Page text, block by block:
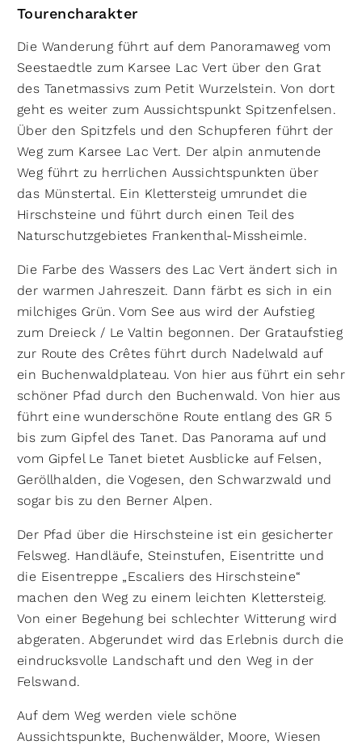
Tourencharakter
Die Wanderung führt auf dem Panoramaweg vom
Seestaedtle zum Karsee Lac Vert über den Grat
des Tanetmassivs zum Petit Wurzelstein. Von dort
geht es weiter zum Aussichtspunkt Spitzenfelsen.
Über den Spitzfels und den Schupferen führt der
Weg zum Karsee Lac Vert. Der alpin anmutende
Weg führt zu herrlichen Aussichtspunkten über
das Münstertal. Ein Klettersteig umrundet die
Hirschsteine und führt durch einen Teil des
Naturschutzgebietes Frankenthal-Missheimle.
Die Farbe des Wassers des Lac Vert ändert sich in
der warmen Jahreszeit. Dann färbt es sich in ein
milchiges Grün. Vom See aus wird der Aufstieg
zum Dreieck / Le Valtin begonnen. Der Grataufstieg
zur Route des Crêtes führt durch Nadelwald auf
ein Buchenwaldplateau. Von hier aus führt ein sehr
schöner Pfad durch den Buchenwald. Von hier aus
führt eine wunderschöne Route entlang des GR 5
bis zum Gipfel des Tanet. Das Panorama auf und
vom Gipfel Le Tanet bietet Ausblicke auf Felsen,
Geröllhalden, die Vogesen, den Schwarzwald und
sogar bis zu den Berner Alpen.
Der Pfad über die Hirschsteine ist ein gesicherter
Felsweg. Handläufe, Steinstufen, Eisentritte und
die Eisentreppe „Escaliers des Hirschsteine“
machen den Weg zu einem leichten Klettersteig.
Von einer Begehung bei schlechter Witterung wird
abgeraten. Abgerundet wird das Erlebnis durch die
eindrucksvolle Landschaft und den Weg in der
Felswand.
Auf dem Weg werden viele schöne
Aussichtspunkte, Buchenwälder, Moore, Wiesen